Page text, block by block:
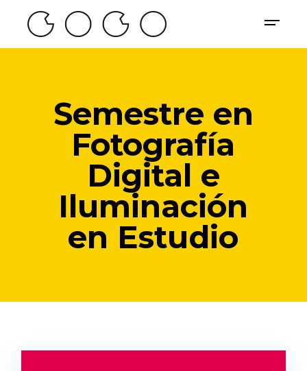
Semestre en
Fotografía
Digital e
Iluminación
en Estudio